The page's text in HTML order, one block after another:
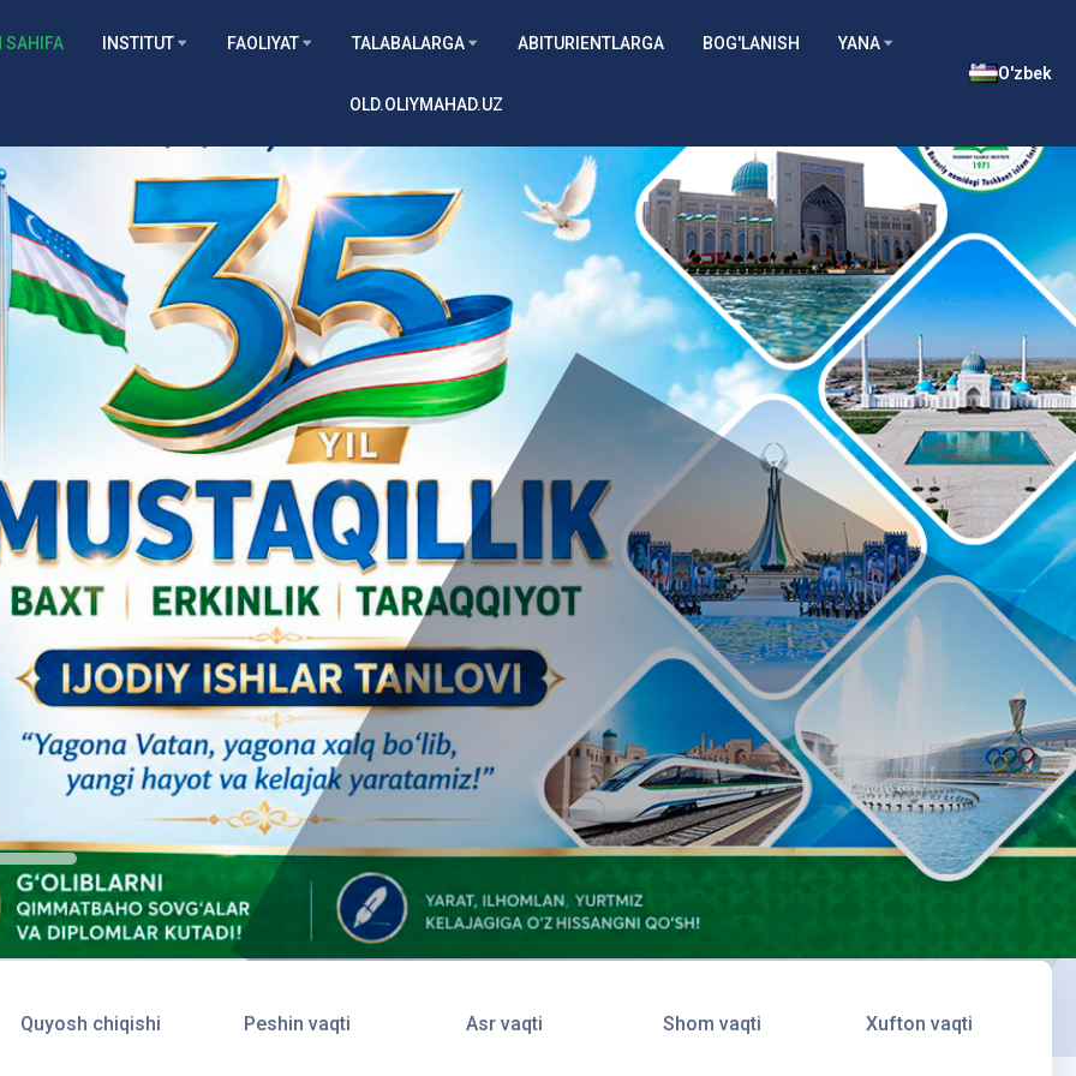
SAHIFA INSTITUT FAOLIYAT TALABALARGA ABITURIENTLARGA BOG'LANISH YANA
OLD.OLIYMAHAD.UZ
O'zbek
Quyosh chiqishi Peshin vaqti Asr vaqti Shom vaqti Xufton vaqti